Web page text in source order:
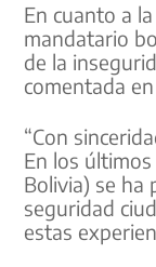
En cuanto a
mandatario
de la
comentada
“Con
En los
Bolivia) se ha
seguridad
estas